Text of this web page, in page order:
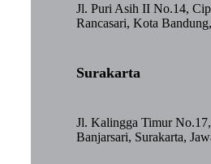
Jl. Puri Asih II No.14,
Rancasari, Kota
Surakarta
Jl. Kalingga Timur
Banjarsari, Surakarta,